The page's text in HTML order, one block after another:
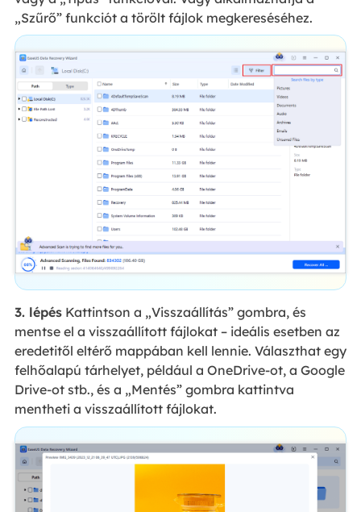
„Szűrő” funkciót a törölt fájlok megkereséséhez.
3. lépésKattintson a „Visszaállítás” gombra, és
mentse el a visszaállított fájlokat – ideális esetben az
eredetitől eltérő mappában kell lennie. Választhat egy
felhőalapú tárhelyet, például a OneDrive-ot, a Google
Drive-ot stb., és a „Mentés” gombra kattintva
mentheti a visszaállított fájlokat.